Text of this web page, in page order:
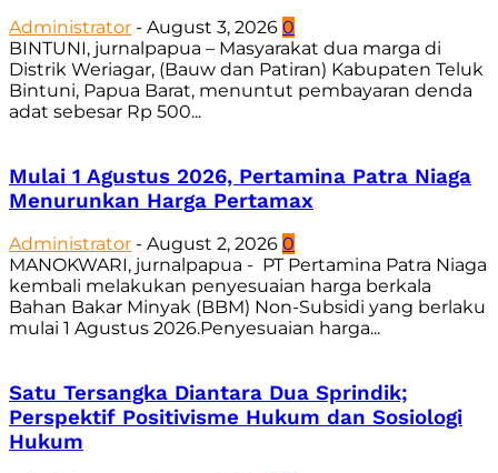
Administrator - August 3, 2026 0
BINTUNI, jurnalpapua – Masyarakat dua marga di
Distrik Weriagar, (Bauw dan Patiran) Kabupaten Teluk
Bintuni, Papua Barat, menuntut pembayaran denda
adat sebesar Rp 500...
Mulai 1 Agustus 2026, Pertamina Patra Niaga
Menurunkan Harga Pertamax
Administrator - August 2, 2026 0
MANOKWARI, jurnalpapua - PT Pertamina Patra Niaga
kembali melakukan penyesuaian harga berkala
Bahan Bakar Minyak (BBM) Non-Subsidi yang berlaku
mulai 1 Agustus 2026.Penyesuaian harga...
Satu Tersangka Diantara Dua Sprindik;
Perspektif Positivisme Hukum dan Sosiologi
Hukum